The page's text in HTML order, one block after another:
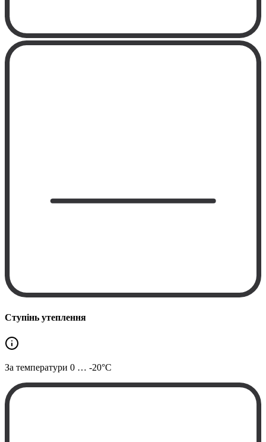
Ступінь утеплення
За температури 0 … -20°C